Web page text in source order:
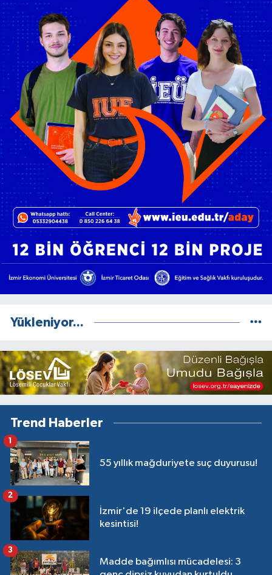
Yükleniyor...
Trend Haberler
55 yıllık mağduriyete suç duyurusu!
1
İzmir'de 19 ilçede planlı elektrik
kesintisi!
2
Madde bağımlısı mücadelesi: 3
3